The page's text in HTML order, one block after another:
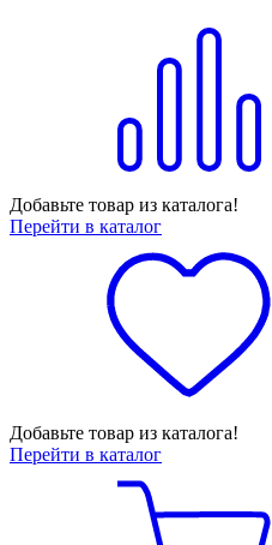
Добавьте товар из каталога!
Перейти в каталог
Добавьте товар из каталога!
Перейти в каталог